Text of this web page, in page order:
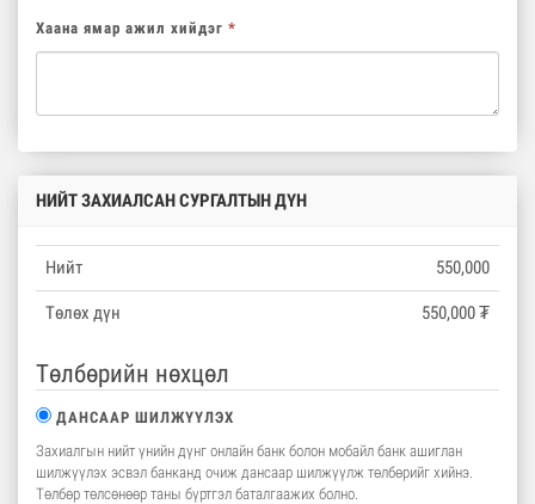
Хаана ямар ажил хийдэг *
НИЙТ ЗАХИАЛСАН СУРГАЛТЫН ДҮН
Нийт 550,000
Төлөх дүн 550,000₮
Төлбөрийн нөхцөл
ДАНСААР ШИЛЖҮҮЛЭХ
Захиалгын нийт үнийн дүнг онлайн банк болон мобайл банк ашиглан
шилжүүлэх эсвэл банканд очиж дансаар шилжүүлж төлбөрийг хийнэ.
Төлбөр төлсөнөөр таны бүртгэл баталгаажих болно.